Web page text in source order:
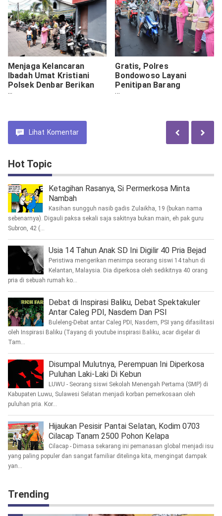
Menjaga Kelancaran
Ibadah Umat Kristiani
Polsek Denbar Berikan
Pengamanan Paskah
Gratis, Polres
Bondowoso Layani
Penitipan Barang
Berharga Bagi Warga
Lihat Komentar
Hot Topic
Ketagihan Rasanya, Si Permerkosa Minta
Nambah
Kasihan sungguh nasib gadis Zulaikha, 19 (bukan nama
sebenarnya). Digauli paksa sekali saja sakitnya bukan main, eh pak guru
Subron, 42 (...
Usia 14 Tahun Anak SD Ini Digilir 40 Pria Bejad
Peristiwa mengerikan menimpa seorang siswi 14 tahun di
Kelantan, Malaysia. Dia diperkosa oleh sedikitnya 40 orang
pria di sebuah rumah ko...
Debat di Inspirasi Baliku, Debat Spektakuler
Antar Caleg PDI, Nasdem Dan PSI
Buleleng-Debat antar Caleg PDI, Nasdem, PSI yang difasilitasi
oleh Inspirasi Baliku (Tayang di youtube inspirasi Baliku, acar digelar di
Tam...
Disumpal Mulutnya, Perempuan Ini Diperkosa
Puluhan Laki-Laki Di Kebun
LUWU - Seorang siswi Sekolah Menengah Pertama (SMP) di
Kabupaten Luwu, Sulawesi Selatan menjadi korban pemerkosaan oleh
puluhan pria. Kor...
Hijaukan Pesisir Pantai Selatan, Kodim 0703
Cilacap Tanam 2500 Pohon Kelapa
Cilacap - Dimasa sekarang ini pemanasan global menjadi isu
yang paling populer dan sangat familiar ditelinga kita, mengingat dampak
yan...
Trending